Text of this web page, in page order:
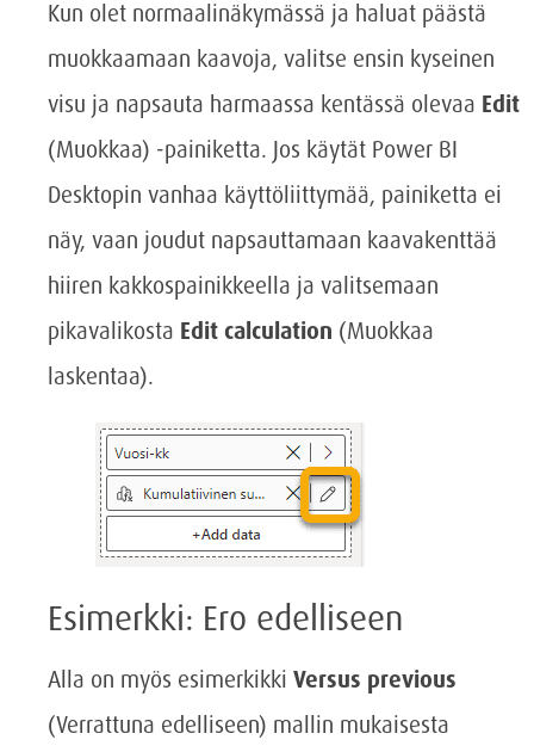
Kun olet normaalinäkymässä ja haluat päästä
muokkaamaan kaavoja, valitse ensin kyseinen
visu ja napsauta harmaassa kentässä olevaa Edit
(Muokkaa) -painiketta. Jos käytät Power BI
Desktopin vanhaa käyttöliittymää, painiketta ei
näy, vaan joudut napsauttamaan kaavakenttää
hiiren kakkospainikkeella ja valitsemaan
pikavalikosta Edit calculation (Muokkaa
laskentaa).
Esimerkki: Ero edelliseen
Alla on myös esimerkikki Versus previous
(Verrattuna edelliseen) mallin mukaisesta